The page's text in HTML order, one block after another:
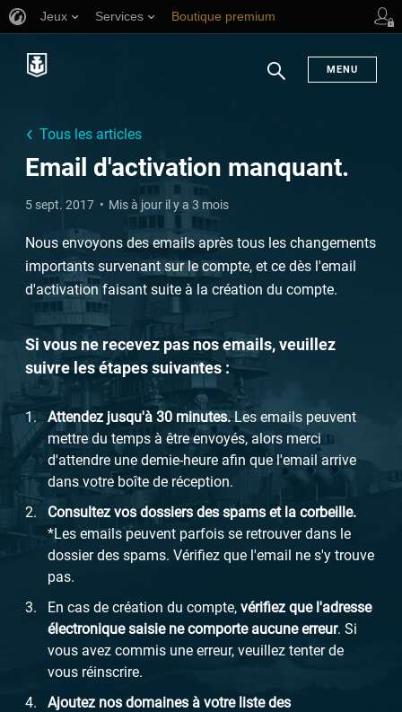
Jeux Services Boutique premium
Chercher
MENU
Tous les articles
Email d'activation manquant.
5 sept. 2017 Mis à jour il y a 3 mois
Nous envoyons des emails après tous les changements
importants survenant sur le compte, et ce dès l'email
d'activation faisant suite à la création du compte.
Si vous ne recevez pas nos emails, veuillez
suivre les étapes suivantes :
Attendez jusqu'à 30 minutes.Les emails peuvent
mettre du temps à être envoyés, alors merci
d'attendre une demie-heure afin que l'email arrive
dans votre boîte de réception.
Consultez vos dossiers des spams et la corbeille.
*Les emails peuvent parfois se retrouver dans le
dossier des spams. Vérifiez que l'email ne s'y trouve
pas.
En cas de création du compte, vérifiez que l'adresse
électronique saisie ne comporte aucune erreur. Si
vous avez commis une erreur, veuillez tenter de
vous réinscrire.
Ajoutez nos domaines à votre liste des